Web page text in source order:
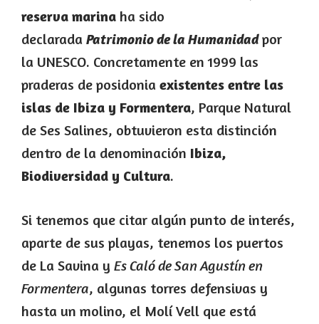
reserva marina ha sido
declarada Patrimonio de la Humanidadpor
la UNESCO. Concretamente en 1999 las
praderas de posidonia existentes entre las
islas de Ibiza y Formentera, Parque Natural
de Ses Salines, obtuvieron esta distinción
dentro de la denominación Ibiza,
Biodiversidad y Cultura.
Si tenemos que citar algún punto de interés,
aparte de sus playas, tenemos los puertos
de La Savina y Es Caló de San Agustín en
Formentera, algunas torres defensivas y
hasta un molino, el Molí Vell que está